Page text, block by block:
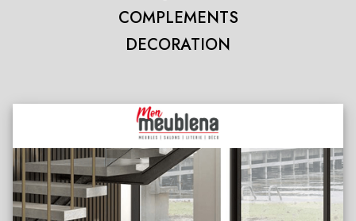
COMPLEMENTS
DECORATION